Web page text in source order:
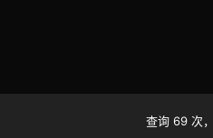
查询 69 次